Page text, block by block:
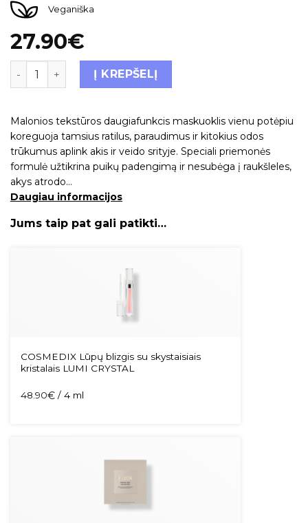
Veganiška
27.90€
Į KREPŠELĮ
Malonios tekstūros daugiafunkcis maskuoklis vienu potėpiu
koreguoja tamsius ratilus, paraudimus ir kitokius odos
trūkumus aplink akis ir veido srityje. Speciali priemonės
formulė užtikrina puikų padengimą ir nesubėga į raukšleles,
akys atrodo…
Daugiau informacijos
Jums taip pat gali patikti…
COSMEDIX Lūpų blizgis su skystaisiais
kristalais LUMI CRYSTAL
48.90€/ 4 ml